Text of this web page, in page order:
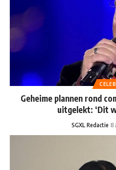
Geheime plannen rond
uitgelekt: ‘Dit
SGXL Redactie 8